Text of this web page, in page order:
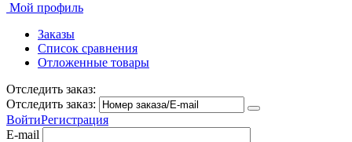
Мой профиль
Заказы
Список сравнения
Отложенные товары
Отследить заказ:
Отследить заказ:
ВойтиРегистрация
E-mail